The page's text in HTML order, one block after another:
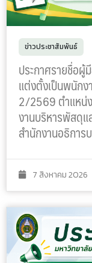
ข่าวประชาสัมพันธ์
ประกาศรายชื่อผู้
แต่งตั้งเป็นพนักง
2/2569 ตำแหน่
งานบริหารพัสดุแ
สำนักงานอธิการ
7 สิงหาคม 2026